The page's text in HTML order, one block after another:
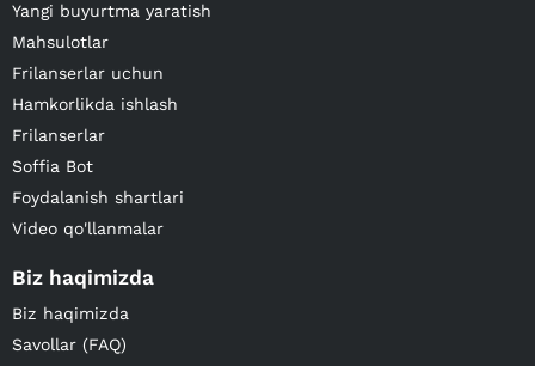
Yangi buyurtma yaratish
Mahsulotlar
Frilanserlar uchun
Hamkorlikda ishlash
Frilanserlar
Soffia Bot
Foydalanish shartlari
Video qo'llanmalar
Biz haqimizda
Biz haqimizda
Savollar (FAQ)